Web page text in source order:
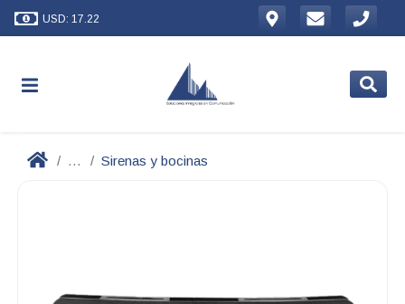
USD: 17.22
... Sirenas y bocinas